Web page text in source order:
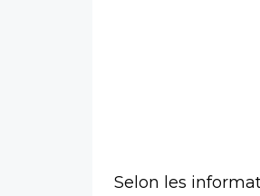
Selon les